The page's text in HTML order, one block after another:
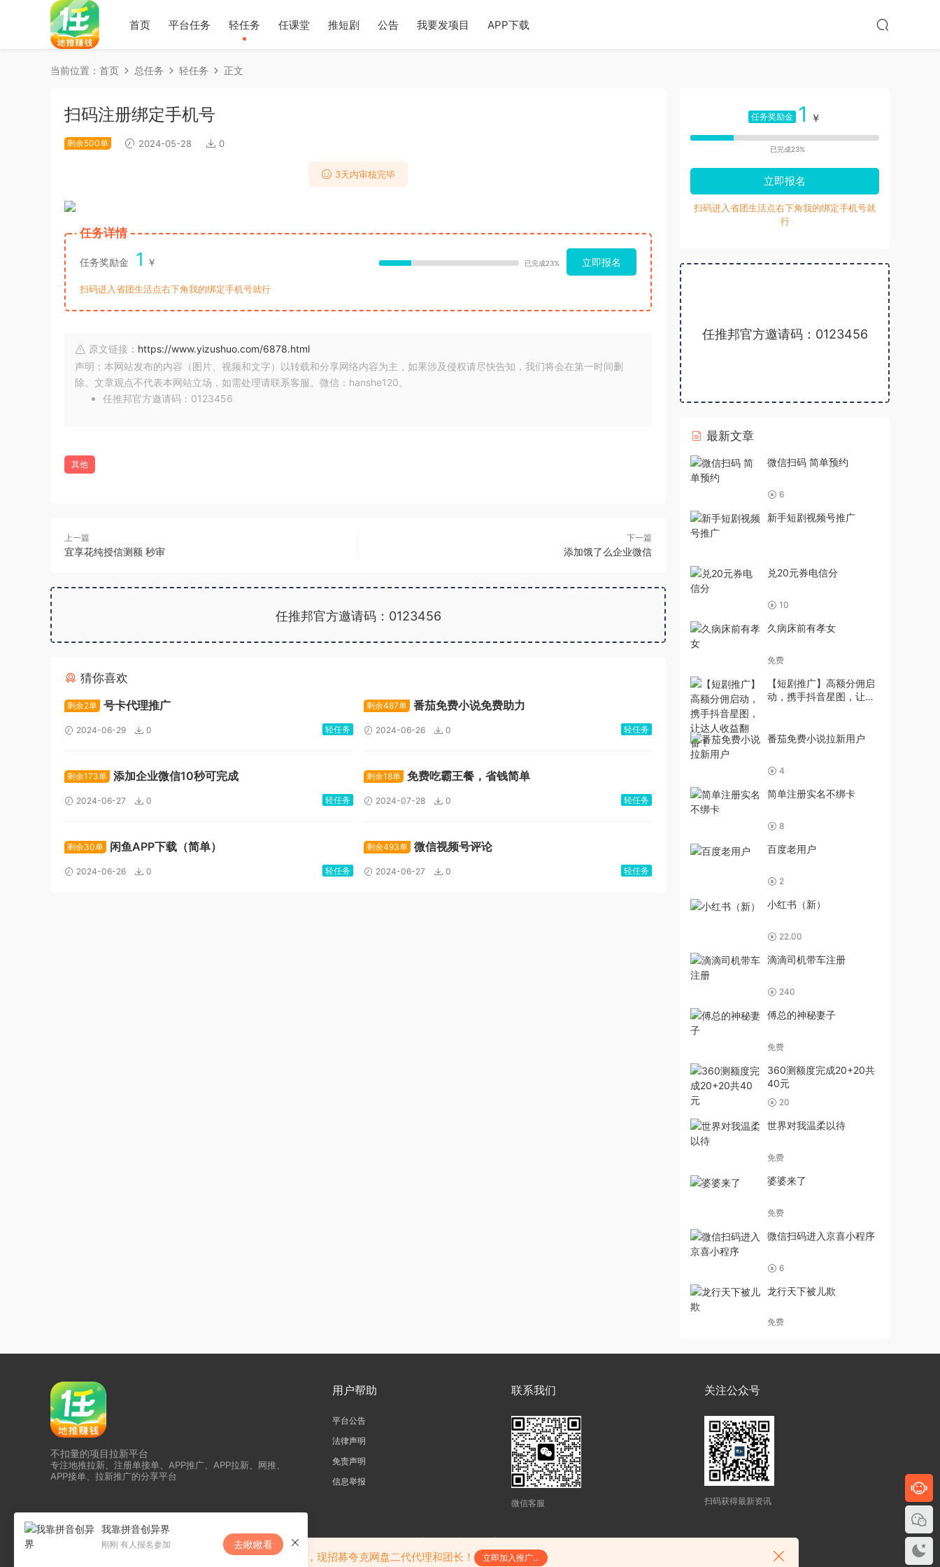
首页 平台任务 轻任务 任课堂 推短剧 公告 我要发项目 APP下载
当前位置： 首页 总任务 轻任务 正文
扫码注册绑定手机号
剩余500单 2024-05-28 0
3天内审核完毕
任务详情
任务奖励金 1 ￥ 已完成23% 立即报名
扫码进入省团生活点右下角我的绑定手机号就行
原文链接： https://www.yizushuo.com/6878.html
声明：本网站发布的内容（图片、视频和文字）以转载和分享网络内容为主，如果涉及侵权请尽快告知，我们将会在第一时间删
除。文章观点不代表本网站立场，如需处理请联系客服。微信：hanshe120。
任推邦官方邀请码：0123456
其他
上一篇
宜享花纯授信测额 秒审
下一篇
添加饿了么企业微信
任推邦官方邀请码：0123456
猜你喜欢
剩余2单 号卡代理推广
2024-06-29 0 轻任务
剩余487单 番茄免费小说免费助力
2024-06-26 0 轻任务
剩余173单 添加企业微信10秒可完成
2024-06-27 0 轻任务
剩余18单 免费吃霸王餐，省钱简单
2024-07-28 0 轻任务
剩余30单 闲鱼APP下载（简单）
2024-06-26 0 轻任务
剩余493单 微信视频号评论
2024-06-27 0 轻任务
任务奖励金 1 ￥
已完成23%
立即报名
扫码进入省团生活点右下角我的绑定手机号就
行
任推邦官方邀请码：0123456
最新文章
微信扫码 简单预约
6
新手短剧视频号推广
兑20元券电信分
10
久病床前有孝女
免费
【短剧推广】高额分佣启
动，携手抖音星图，让达
番茄免费小说拉新用户
4
简单注册实名不绑卡
8
百度老用户
2
小红书（新）
22.00
滴滴司机带车注册
240
傅总的神秘妻子
免费
360测额度完成20+20共
40元
20
世界对我温柔以待
免费
婆婆来了
免费
微信扫码进入京喜小程序
6
龙行天下被儿欺
免费
不扣量的项目拉新平台
专注地推拉新、注册单接单、APP推广、APP拉新、网推、
APP接单、拉新推广的分享平台
用户帮助
平台公告
法律声明
免责声明
信息举报
联系我们
微信客服
关注公众号
扫码获得最新资讯
陕公网安备61052302000242号
我靠拼音创异界
刚刚 有人报名参加 去瞅瞅看
恭喜任推邦升级为夸克核代，现招募夸克网盘二代代理和团长！ 立即加入推广...